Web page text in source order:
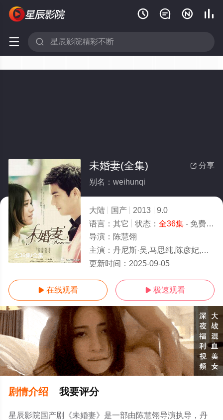
   
 
全36集/全集
 分享
未婚妻(全集)
别名：weihunqi
大陆 国产 2013
9.0
语言： 其它 状态： 全36集- 免费在线观看
导演： 陈慧翎
主演： 丹尼斯·吴,马思纯,陈彦妃,法图麦·天缘,袁成杰,艾丽娅
更新时间： 2025-09-05
 在线观看  极速观看
剧情介绍 我要评分
星辰影院国产剧《未婚妻》是一部由陈慧翎导演执导，丹